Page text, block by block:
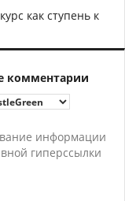
как ступень к
комментарии
информации
гиперссылки